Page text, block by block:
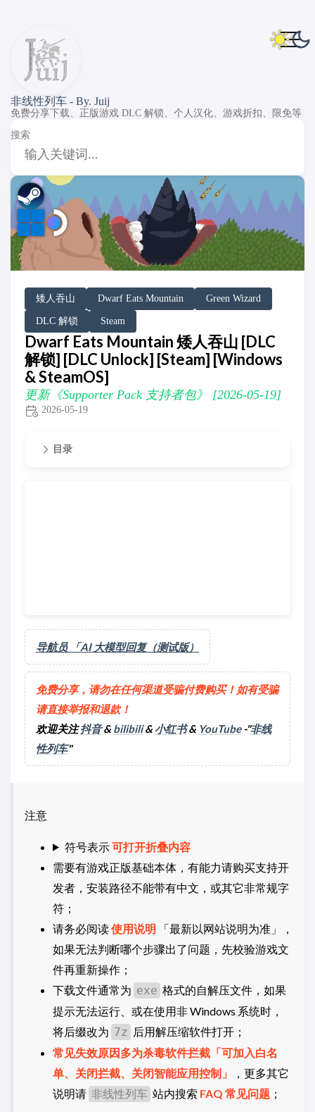
非线性列车 - By. Juij
免费分享下载、正版游戏 DLC 解锁、个人汉化、游戏折扣、限免等
搜索
矮人吞山 Dwarf Eats Mountain Green Wizard
DLC 解锁
DLC Unlock
DLC 补丁
DLC Patch
Steam
Windows
SteamOS
Dwarf Eats Mountain 矮人吞山 [DLC
解锁] [DLC Unlock] [Steam] [Windows
& SteamOS]
更新《Supporter Pack 支持者包》 [2026-05-19]
2026-05-19
目录
导航员 「AI 大模型回复（测试版）
免费分享，请勿在任何渠道受骗付费购买！如有受骗
请直接举报和退款！
欢迎关注抖音& bilibili&小红书& YouTube-"非线
性列车"
注意
符号表示可打开折叠内容
需要有游戏正版基础本体，有能力请购买支持开
发者，安装路径不能带有中文，或其它非常规字
符；
请务必阅读使用说明
「最新以网站说明为准」，
如果无法判断哪个步骤出了问题，先校验游戏文
件再重新操作；
下载文件通常为 exe 格式的自解压文件，如果
提示无法运行、或在使用非 Windows 系统时，
将后缀改为 7z 后用解压缩软件打开；
常见失效原因多为杀毒软件拦截「可加入白名
单、关闭拦截、关闭智能应用控制」
，更多其它
说明请 非线性列车 站内搜索 FAQ 常见问题 ；